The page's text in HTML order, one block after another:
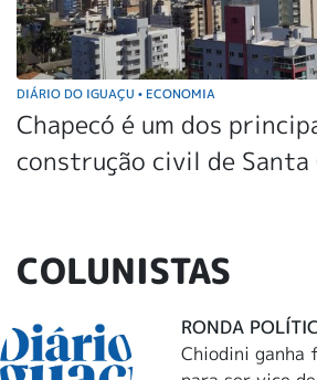
DIÁRIO DO IGUAÇU • ECONOMIA
Chapecó é um dos
construção civil de
COLUNISTAS
RONDA
Chiodini ganha